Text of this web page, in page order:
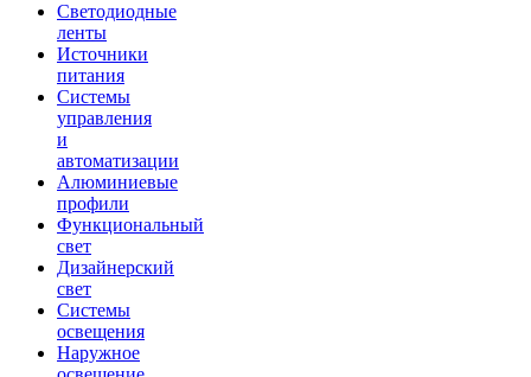
Светодиодные
ленты
Источники
питания
Системы
управления
и
автоматизации
Алюминиевые
профили
Функциональный
свет
Дизайнерский
свет
Системы
освещения
Наружное